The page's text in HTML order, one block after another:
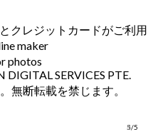
1/5
2/5
3/5
4/5
5/5
クレジットカードがご利用
SERVICES PTE.
無断転載を禁じます。